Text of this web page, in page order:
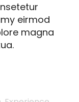
eirmod
magna